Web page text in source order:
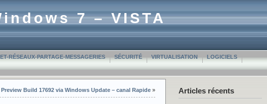
7 – VISTA
RÉSEAUX-PARTAGE-MESSAGERIES SÉCURITÉ VIRTUALISATION LOGICIELS
Articles récents
Build 17692 via Windows Update – canal Rapide »